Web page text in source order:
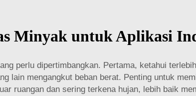
Minyak untuk Aplikasi
perlu dipertimbangkan. Pertama, ketahui
lain mengangkut beban berat. Penting untuk
ruangan dan sering terkena hujan, lebih baik